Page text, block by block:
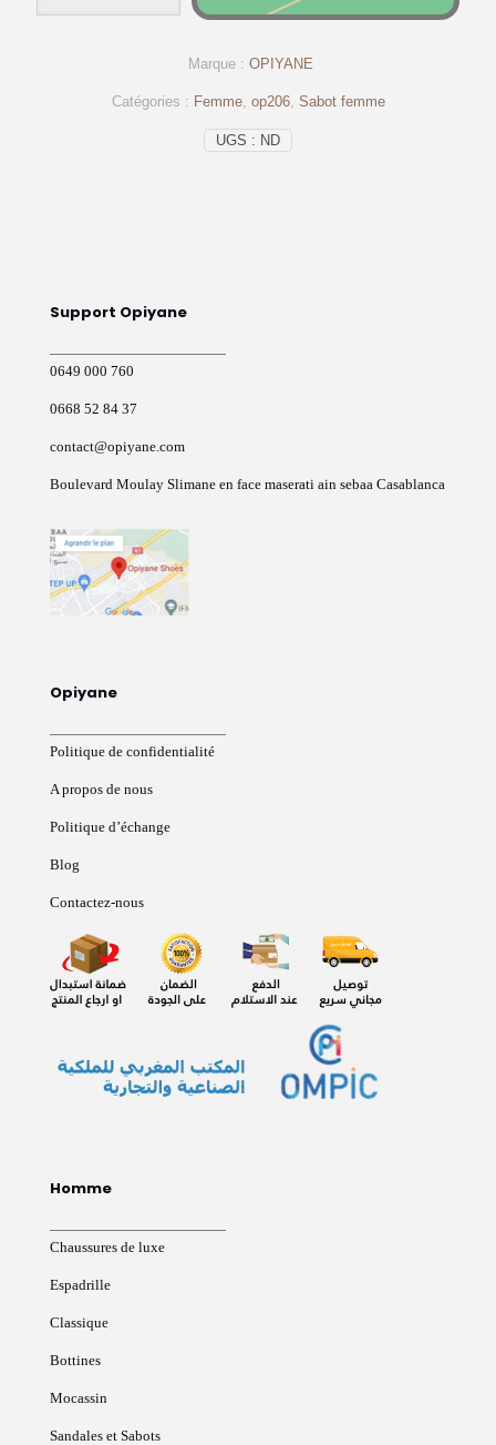
UGS : ND
Catégories : Femme, op206, Sabot femme
Marque : OPIYANE
Support Opiyane
0649 000 760
0668 52 84 37
contact@opiyane.com
Boulevard Moulay Slimane en face maserati ain sebaa Casablanca
Opiyane
Politique de confidentialité
A propos de nous
Politique d’échange
Blog
Contactez-nous
Homme
Chaussures de luxe
Espadrille
Classique
Bottines
Mocassin
Sandales et Sabots